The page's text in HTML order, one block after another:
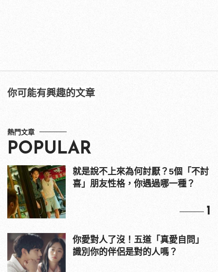
你可能有興趣的文章
熱門文章
POPULAR
就是說不上來為何討厭？5個「不討
喜」朋友性格，你遇過哪一種？
1
你愛對人了沒！五道「真愛自問」
識別你的伴侶是對的人嗎？